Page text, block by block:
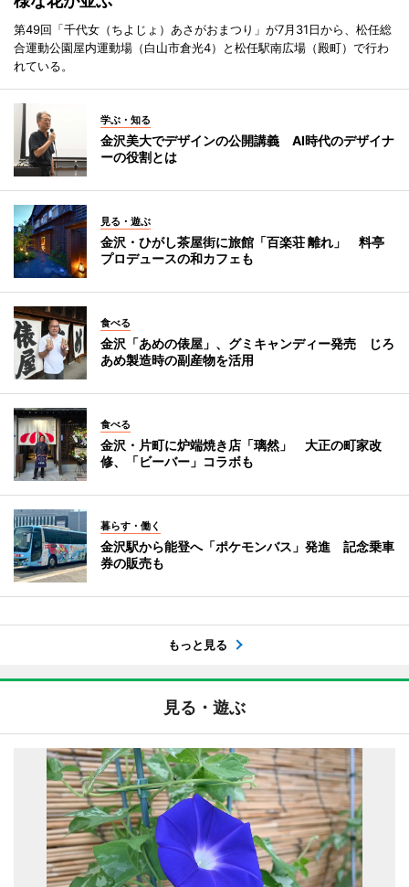
第49回「千代女（ちよじょ）あさがおまつり」が7月31日から、松任総
合運動公園屋内運動場（白山市倉光4）と松任駅南広場（殿町）で行わ
れている。
学ぶ・知る
金沢美大でデザインの公開講義 AI時代のデザイナ
ーの役割とは
見る・遊ぶ
金沢・ひがし茶屋街に旅館「百楽荘 離れ」 料亭
プロデュースの和カフェも
食べる
金沢「あめの俵屋」、グミキャンディー発売 じろ
あめ製造時の副産物を活用
食べる
金沢・片町に炉端焼き店「璃然」 大正の町家改
修、「ビーバー」コラボも
暮らす・働く
金沢駅から能登へ「ポケモンバス」発進 記念乗車
券の販売も
もっと見る
見る・遊ぶ